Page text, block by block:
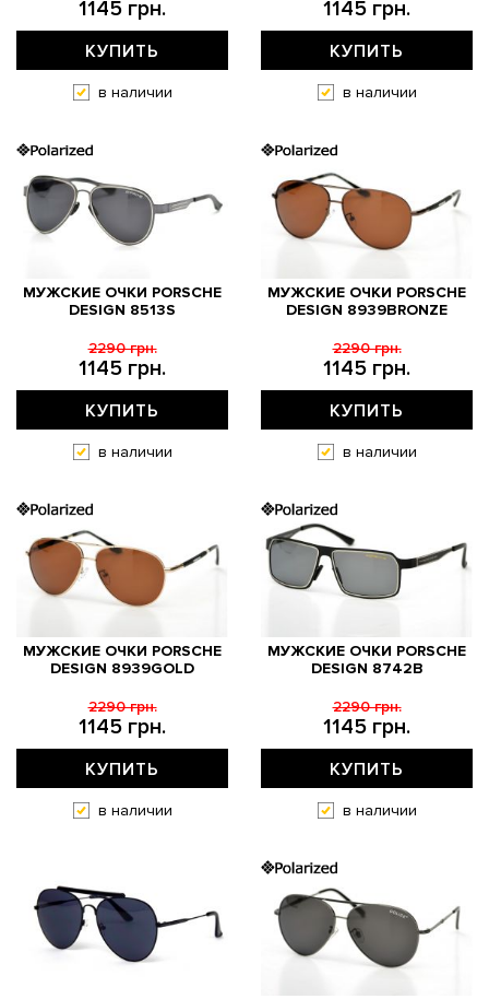
1145 грн.
КУПИТЬ
в наличии
1145 грн.
КУПИТЬ
в наличии
МУЖСКИЕ ОЧКИ PORSCHE
DESIGN 8513S
1145 грн.
2290 грн.
КУПИТЬ
в наличии
МУЖСКИЕ ОЧКИ PORSCHE
DESIGN 8939BRONZE
1145 грн.
2290 грн.
КУПИТЬ
в наличии
МУЖСКИЕ ОЧКИ PORSCHE
DESIGN 8939GOLD
1145 грн.
2290 грн.
КУПИТЬ
в наличии
МУЖСКИЕ ОЧКИ PORSCHE
DESIGN 8742B
1145 грн.
2290 грн.
КУПИТЬ
в наличии